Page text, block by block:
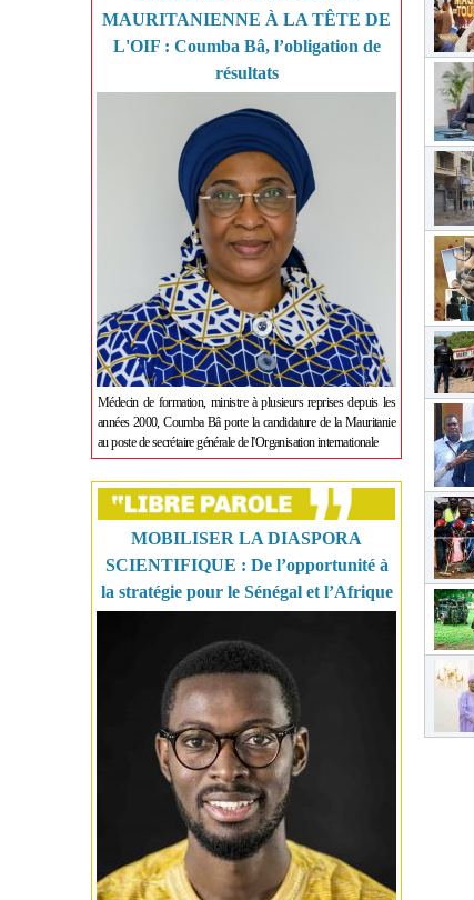
MAURITANIENNE À LA TÊTE DE
L'OIF : Coumba Bâ, l’obligation de
résultats
Médecin de formation, ministre à plusieurs reprises depuis les
années 2000, Coumba Bâ porte la candidature de la Mauritanie
au poste de secrétaire générale de l'Organisation internationale
MOBILISER LA DIASPORA
SCIENTIFIQUE : De l’opportunité à
la stratégie pour le Sénégal et l’Afrique